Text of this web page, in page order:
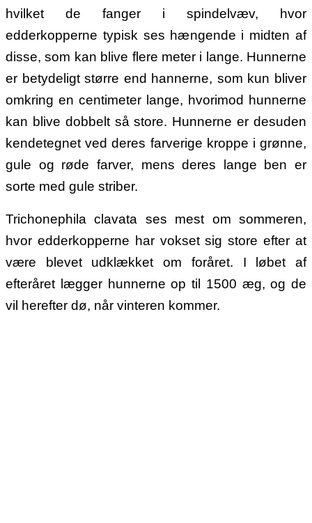
hvilket de fanger i spindelvæv, hvor
edderkopperne typisk ses hængende i midten af
disse, som kan blive flere meter i lange. Hunnerne
er betydeligt større end hannerne, som kun bliver
omkring en centimeter lange, hvorimod hunnerne
kan blive dobbelt så store. Hunnerne er desuden
kendetegnet ved deres farverige kroppe i grønne,
gule og røde farver, mens deres lange ben er
sorte med gule striber.
Trichonephila clavata ses mest om sommeren,
hvor edderkopperne har vokset sig store efter at
være blevet udklækket om foråret. I løbet af
efteråret lægger hunnerne op til 1500 æg, og de
vil herefter dø, når vinteren kommer.